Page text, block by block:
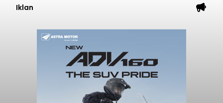
Iklan
Diduga Ilegal, Satpol PP
Hentikan Aktivitas
Pengerukan Lahan di